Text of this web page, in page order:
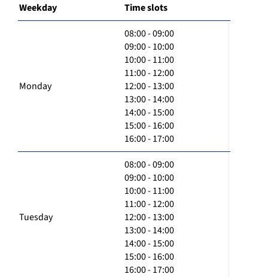
Weekday Time slots
Monday
08:00 - 09:00
09:00 - 10:00
10:00 - 11:00
11:00 - 12:00
12:00 - 13:00
13:00 - 14:00
14:00 - 15:00
15:00 - 16:00
16:00 - 17:00
Tuesday
08:00 - 09:00
09:00 - 10:00
10:00 - 11:00
11:00 - 12:00
12:00 - 13:00
13:00 - 14:00
14:00 - 15:00
15:00 - 16:00
16:00 - 17:00